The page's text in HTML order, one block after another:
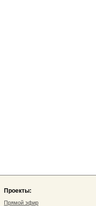
Проекты:
Прямой эфир